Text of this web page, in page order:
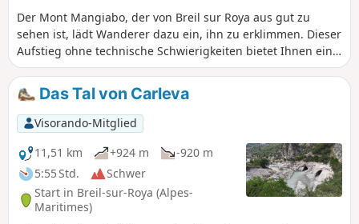
Der Mont Mangiabo, der von Breil sur Roya aus gut zu
sehen ist, lädt Wanderer dazu ein, ihn zu erklimmen. Dieser
Aufstieg ohne technische Schwierigkeiten bietet Ihnen ein
einzigartiges 360°-Panorama. Im Süden erstreckt sich das
Mittelmeer von San Remo über Nizza und die Mündung des
Var bis nach Cannes. Im Norden werden die Gipfel des
Mercantour Ihre Aufmerksamkeit auf sich ziehen.
Das Tal von Carleva
Visorando-Mitglied
11,51 km
+924 m
-920 m
5:55 Std.
Schwer
Start in Breil-sur-Roya (Alpes-
Maritimes)